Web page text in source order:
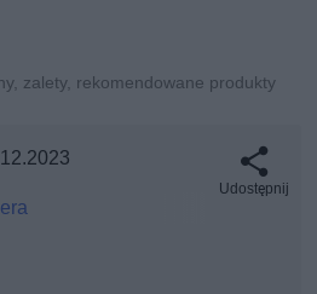
zalety, rekomendowane produkty
Udostępnij